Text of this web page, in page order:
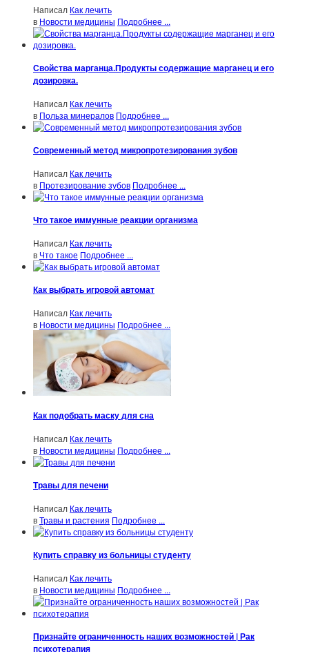
Написал Как лечить
в Новости медицины Подробнее ...
Свойства марганца.Продукты содержащие марганец и его
дозировка.
Написал Как лечить
в Польза минералов Подробнее ...
Современный метод микропротезирования зубов
Написал Как лечить
в Протезирование зубов Подробнее ...
Что такое иммунные реакции организма
Написал Как лечить
в Что такое Подробнее ...
Как выбрать игровой автомат
Написал Как лечить
в Новости медицины Подробнее ...
Как подобрать маску для сна
Написал Как лечить
в Новости медицины Подробнее ...
Травы для печени
Написал Как лечить
вТравы и растения Подробнее ...
Купить справку из больницы студенту
Написал Как лечить
в Новости медицины Подробнее ...
Признайте ограниченность наших возможностей | Рак
психотерапия